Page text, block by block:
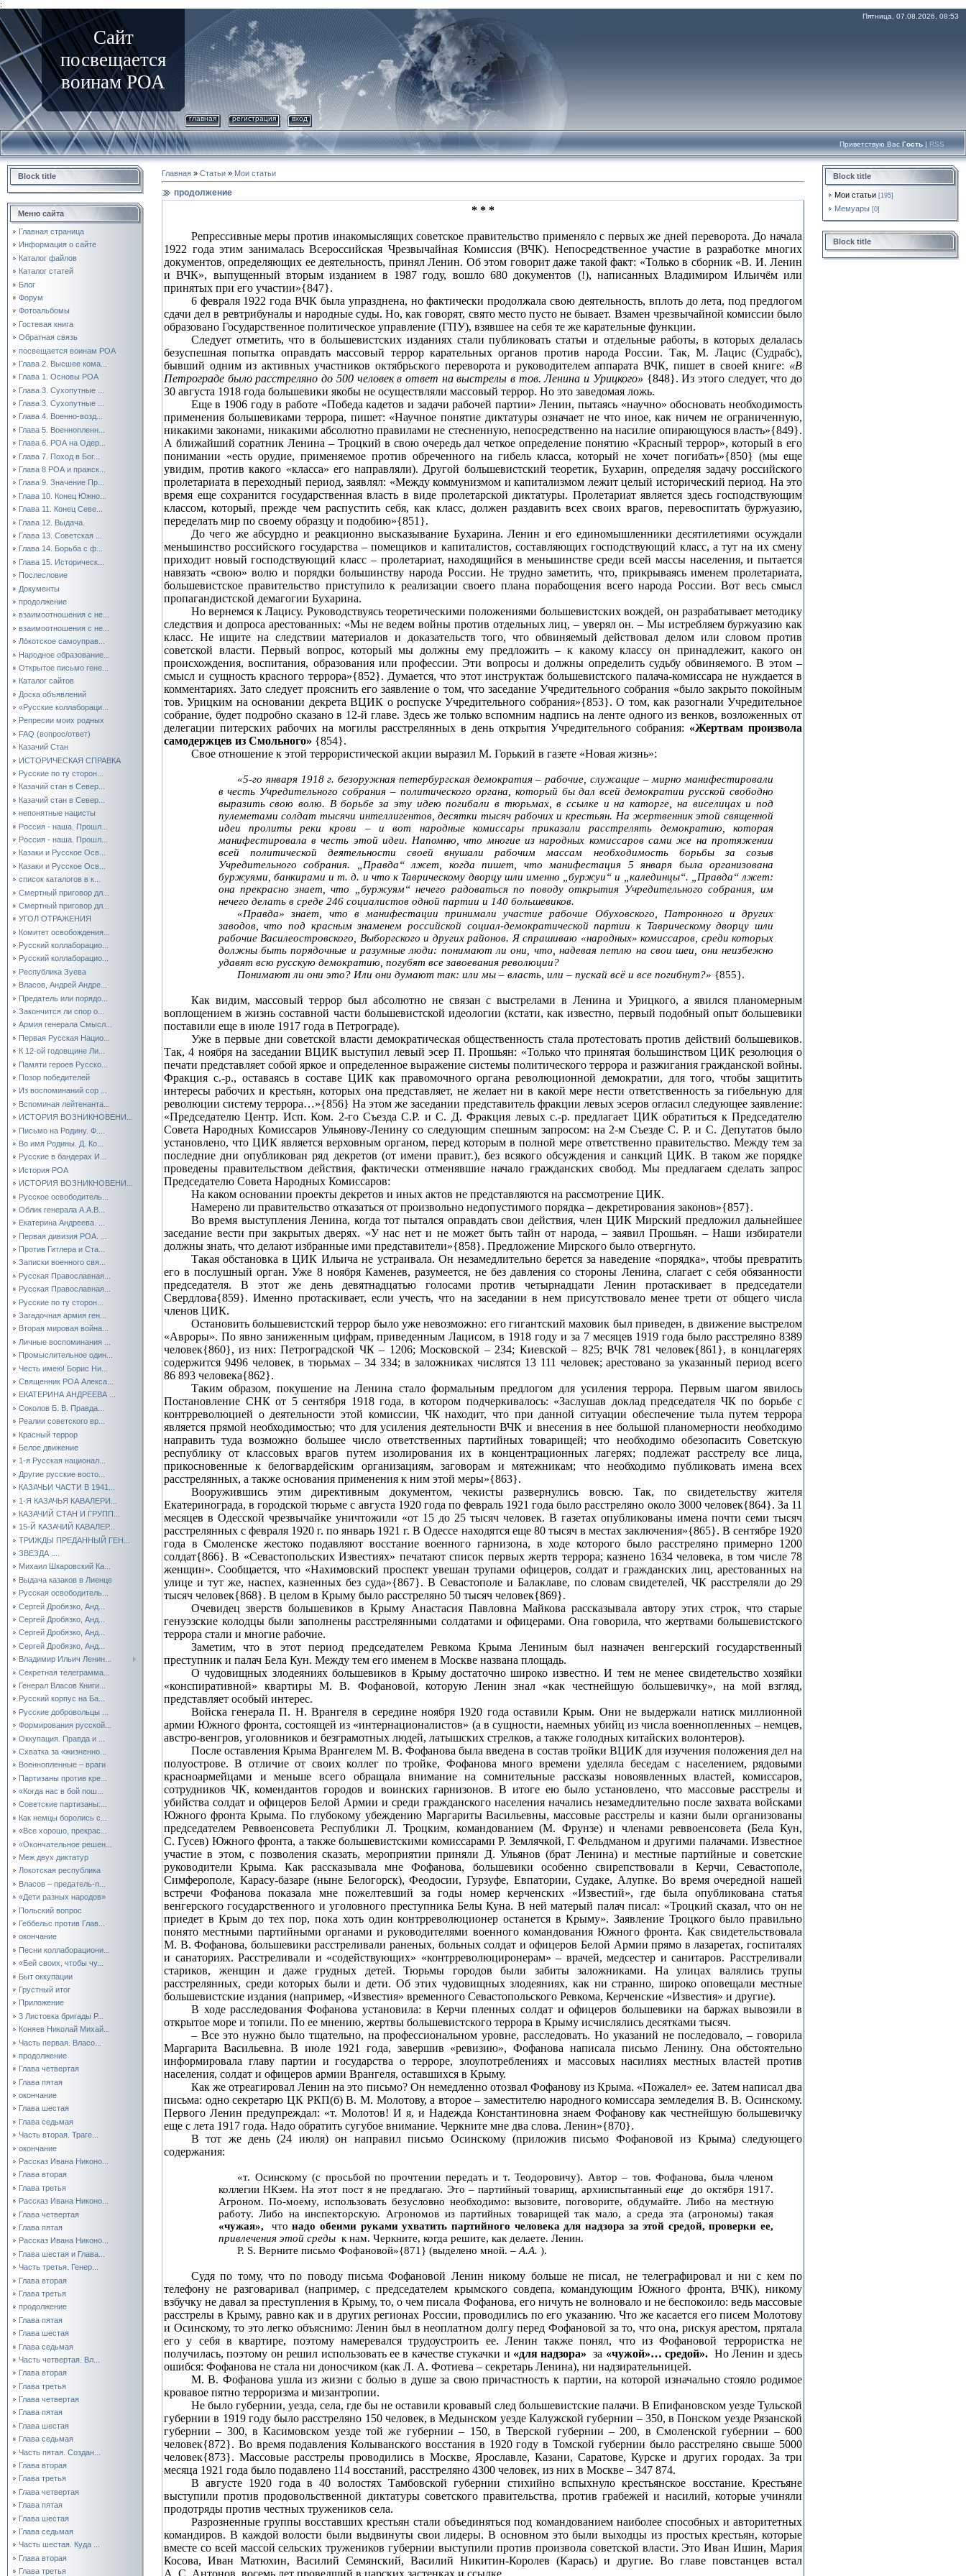
:
Сайт
посвещается
воинам РОА
Пятница, 07.08.2026, 08:53
главная регистрация вход
Приветствую Вас Гость | RSS
Block title
Меню сайта
Главная страница
Информация о сайте
Каталог файлов
Каталог статей
Блог
Форум
Фотоальбомы
Гостевая книга
Обратная связь
посвещается воинам РОА
Глава 2. Высшее кома...
Глава 1. Основы РОА
Глава 3. Сухопутные ...
Глава 3. Сухопутные ...
Глава 4. Военно-возд...
Глава 5. Военнопленн...
Глава 6. РОА на Одер...
Глава 7. Поход в Бог...
Глава 8 РОА и пражск...
Глава 9. Значение Пр...
Глава 10. Конец Южно...
Глава 11. Конец Севе...
Глава 12. Выдача.
Глава 13. Советская ...
Глава 14. Борьба с ф...
Глава 15. Историческ...
Послесловие
Документы
продолжение
взаимоотношения с не...
взаимоотношения с не...
Ло́котское самоуправ...
Народное образование...
Открытое письмо гене...
Каталог сайтов
Доска объявлений
«Русские коллабораци...
Репресии моих родных
FAQ (вопрос/ответ)
Казачий Стан
ИСТОРИЧЕСКАЯ СПРАВКА
Русские по ту сторон...
Казачий стан в Север...
Казачий стан в Север...
непонятные нацисты
Россия - наша. Прошл...
Россия - наша. Прошл...
Казаки и Русское Осв...
Казаки и Русское Осв...
список каталогов в к...
Смертный приговор дл...
Смертный приговор дл...
УГОЛ ОТРАЖЕНИЯ
Комитет освобождения...
Русский коллаборацио...
Русский коллаборацио...
Республика Зуева
Власов, Андрей Андре...
Предатель или порядо...
Закончится ли спор о...
Армия генерала Смысл...
Первая Русская Нацио...
К 12-ой годовщине Ли...
Памяти героев Русско...
Позор победителей
Из воспоминаний сор ...
Вспоминая лейтенанта...
ИСТОРИЯ ВОЗНИКНОВЕНИ...
Письмо на Родину. Ф....
Во имя Родины. Д. Ко...
Русские в бандерах И...
История РОА
ИСТОРИЯ ВОЗНИКНОВЕНИ...
Русское освободитель...
Облик генерала А.А.В...
Екатерина Андреева. ...
Первая дивизия РОА. ...
Против Гитлера и Ста...
Записки военного свя...
Русская Православная...
Русская Православная...
Русские по ту сторон...
Загадочная армия ген...
Вторая мировая война...
Личные воспоминания ...
Промыслительное один...
Честь имею! Борис Ни...
Священник РОА Алекса...
ЕКАТЕРИНА АНДРЕЕВА ...
Соколов Б. В. Правда...
Реалии советского вр...
Красный террор
Белое движение
1-я Русская национал...
Другие русские восто...
КАЗАЧЬИ ЧАСТИ В 1941...
1-Я КАЗАЧЬЯ КАВАЛЕРИ...
КАЗАЧИЙ СТАН И ГРУПП...
15-Й КАЗАЧИЙ КАВАЛЕР...
ТРИЖДЫ ПРЕДАННЫЙ ГЕН...
ЗВЕЗДА ....
Михаил Шкаровский Ка...
Выдача казаков в Лиенце
Русская освободитель...
Сергей Дробязко, Анд...
Сергей Дробязко, Анд...
Сергей Дробязко, Анд...
Сергей Дробязко, Анд...
Владимир Ильич Ленин...
Секретная телеграмма...
Генерал Власов Книги...
Русский корпус на Ба...
Русские добровольцы ...
Формирования русской...
Оккупация. Правда и ...
Схватка за «жизненно...
Военнопленные – враги
Партизаны против кре...
«Когда нас в бой пош...
Советские партизаны:...
Как немцы боролись с...
«Все хорошо, прекрас...
«Окончательное решен...
Меж двух диктатур
Локотская республика
Власов – предатель-п...
«Дети разных народов»
Польский вопрос
Геббельс против Глав...
окончание
Песни коллаборациони...
«Бей своих, чтобы чу...
Быт оккупации
Грустный итог
Приложение
3 Листовка бригады Р...
Коняев Николай Михай...
Часть первая. Власо...
продолжение
Глава четвертая
Глава пятая
окончание
Глава шестая
Глава седьмая
Часть вторая. Траге...
окончание
Рассказ Ивана Никоно...
Глава вторая
Глава третья
Рассказ Ивана Никоно...
Глава четвертая
Глава пятая
Рассказ Ивана Никоно...
Глава шестая и Глава...
Часть третья. Генер...
Глава вторая
Глава третья
продолжение
Глава пятая
Глава шестая
Глава седьмая
Часть четвертая. Вл...
Глава вторая
Глава третья
Глава четвертая
Глава пятая
Глава шестая
Глава седьмая
Часть пятая. Создан...
Глава вторая
Глава третья
Глава четвертая
Глава пятая
Глава шестая
Глава седьмая
Часть шестая. Куда ...
Глава вторая
Глава третья
Главная » Статьи » Мои статьи
продолжение
* * *
Репрессивные меры против инакомыслящих советское правительство применяло с первых же дней переворота. До начала
1922 года этим занималась Всероссийская Чрезвычайная Комиссия (ВЧК). Непосредственное участие в разработке многих
документов, определяющих ее деятельность, принял Ленин. Об этом говорит даже такой факт: «Только в сборник «В. И. Ленин
и ВЧК», выпущенный вторым изданием в 1987 году, вошло 680 документов (!), написанных Владимиром Ильичём или
принятых при его участии»{847}.
6 февраля 1922 года ВЧК была упразднена, но фактически продолжала свою деятельность, вплоть до лета, под предлогом
сдачи дел в ревтрибуналы и народные суды. Но, как говорят, свято место пусто не бывает. Взамен чрезвычайной комиссии было
образовано Государственное политическое управление (ГПУ), взявшее на себя те же карательные функции.
Следует отметить, что в большевистских изданиях стали публиковать статьи и отдельные работы, в которых делалась
безуспешная попытка оправдать массовый террор карательных органов против народа России. Так, М. Лацис (Судрабс),
бывший одним из активных участников октябрьского переворота и руководителем аппарата ВЧК, пишет в своей книге: «В
Петрограде было расстреляно до 500 человек в ответ на выстрелы в тов. Ленина и Урицкого» {848}. Из этого следует, что до
30 августа 1918 года большевики якобы не осуществляли массовый террор. Но это заведомая ложь.
Еще в 1906 году в работе «Победа кадетов и задачи рабочей партии» Ленин, пытаясь «научно» обосновать необходимость
применения большевиками террора, пишет: «Научное понятие диктатуры означает не что иное, как ничем не ограниченную,
никакими законами, никакими абсолютно правилами не стесненную, непосредственно на насилие опирающуюся власть»{849}.
А ближайший соратник Ленина – Троцкий в свою очередь дал четкое определение понятию «Красный террор», который в его
понимании «есть орудие, применяемое против обреченного на гибель класса, который не хочет погибать»{850} (мы еще
увидим, против какого «класса» его направляли). Другой большевистский теоретик, Бухарин, определяя задачу российского
пролетариата в переходный период, заявлял: «Между коммунизмом и капитализмом лежит целый исторический период. На это
время еще сохранится государственная власть в виде пролетарской диктатуры. Пролетариат является здесь господствующим
классом, который, прежде чем распустить себя, как класс, должен раздавить всех своих врагов, перевоспитать буржуазию,
переделать мир по своему образцу и подобию»{851}.
До чего же абсурдно и реакционно высказывание Бухарина. Ленин и его единомышленники десятилетиями осуждали
меньшинство российского государства – помещиков и капиталистов, составляющих господствующий класс, а тут на их смену
приходит новый господствующий класс – пролетариат, находящийся в меньшинстве среди всей массы населения, и пытается
навязать «свою» волю и порядки большинству народа России. Не трудно заметить, что, прикрываясь именем пролетариата,
большевистское правительство приступило к реализации своего плана порабощения всего народа России. Вот весь смысл
пропагандистской демагогии Бухарина.
Но вернемся к Лацису. Руководствуясь теоретическими положениями большевистских вождей, он разрабатывает методику
следствия и допроса арестованных: «Мы не ведем войны против отдельных лиц, – уверял он. – Мы истребляем буржуазию как
класс. Не ищите на следствии материалов и доказательств того, что обвиняемый действовал делом или словом против
советской власти. Первый вопрос, который мы должны ему предложить – к какому классу он принадлежит, какого он
происхождения, воспитания, образования или профессии. Эти вопросы и должны определить судьбу обвиняемого. В этом –
смысл и сущность красного террора»{852}. Думается, что этот инструктаж большевистского палача‑комиссара не нуждается в
комментариях. Зато следует прояснить его заявление о том, что заседание Учредительного собрания «было закрыто покойным
тов. Урицким на основании декрета ВЦИК о роспуске Учредительного собрания»{853}. О том, как разогнали Учредительное
собрание, будет подробно сказано в 12‑й главе. Здесь же только вспомним надпись на ленте одного из венков, возложенных от
делегации питерских рабочих на могилы расстрелянных в день открытия Учредительного собрания: «Жертвам произвола
самодержцев из Смольного» {854}.
Свое отношение к этой террористической акции выразил М. Горький в газете «Новая жизнь»:
«5‑го января 1918 г. безоружная петербургская демократия – рабочие, служащие – мирно манифестировали
в честь Учредительного собрания – политического органа, который бы дал всей демократии русской свободно
выразить свою волю. В борьбе за эту идею погибали в тюрьмах, в ссылке и на каторге, на виселицах и под
пулеметами солдат тысячи интеллигентов, десятки тысяч рабочих и крестьян. На жертвенник этой священной
идеи пролиты реки крови – и вот народные комиссары приказали расстрелять демократию, которая
манифестировала в честь этой идеи. Напомню, что многие из народных комиссаров сами же на протяжении
всей политической деятельности своей внушали рабочим массам необходимость борьбы за созыв
Учредительного собрания. „Правда“ лжет, когда пишет, что манифестация 5 января была организована
буржуями, банкирами и т. д. и что к Таврическому дворцу шли именно „буржуи“ и „калединцы“. „Правда“ лжет:
она прекрасно знает, что „буржуям“ нечего радоваться по поводу открытия Учредительного собрания, им
нечего делать в среде 246 социалистов одной партии и 140 большевиков.
«Правда» знает, что в манифестации принимали участие рабочие Обуховского, Патронного и других
заводов, что под красным знаменем российской социал‑демократической партии к Таврическому дворцу шли
рабочие Василеостровского, Выборгского и других районов. Я спрашиваю «народных» комиссаров, среди которых
должны быть порядочные и разумные люди: понимают ли они, что, надевая петлю на свои шеи, они неизбежно
удавят всю русскую демократию, погубят все завоевания революции?
Понимают ли они это? Или они думают так: или мы – власть, или – пускай всё и все погибнут?» {855}.
Как видим, массовый террор был абсолютно не связан с выстрелами в Ленина и Урицкого, а явился планомерным
воплощением в жизнь составной части большевистской идеологии (кстати, как известно, первый подобный опыт большевики
поставили еще в июле 1917 года в Петрограде).
Уже в первые дни советской власти демократическая общественность стала протестовать против действий большевиков.
Так, 4 ноября на заседании ВЦИК выступил левый эсер П. Прошьян: «Только что принятая большинством ЦИК резолюция о
печати представляет собой яркое и определенное выражение системы политического террора и разжигания гражданской войны.
Фракция с.‑р., оставаясь в составе ЦИК как правомочного органа революционной демократии, для того, чтобы защитить
интересы рабочих и крестьян, которых она представляет, не желает ни в какой мере нести ответственность за гибельную для
революции систему террора…»{856} На этом же заседании представитель фракции левых эсеров огласил следующее заявление:
«Председателю Центр. Исп. Ком. 2‑го Съезда С.Р. и С. Д. Фракция левых с.‑р. предлагает ЦИК обратиться к Председателю
Совета Народных Комиссаров Ульянову‑Ленину со следующим спешным запросом: на 2‑м Съезде С. Р. и С. Депутатов было
установлено, что ЦИК является верховным органом, перед которым в полной мере ответственно правительство. Между тем за
последние дни опубликован ряд декретов (от имени правит.), без всякого обсуждения и санкций ЦИК. В таком же порядке
проведены правительством действия, фактически отменявшие начало гражданских свобод. Мы предлагаем сделать запрос
Председателю Совета Народных Комиссаров:
На каком основании проекты декретов и иных актов не представляются на рассмотрение ЦИК.
Намерено ли правительство отказаться от произвольно недопустимого порядка – декретирования законов»{857}.
Во время выступления Ленина, когда тот пытался оправдать свои действия, член ЦИК Мирский предложил дальнейшее
заседание вести при закрытых дверях. «У нас нет и не может быть тайн от народа, – заявил Прошьян. – Наши избиратели
должны знать, что делают избранные ими представители»{858}. Предложение Мирского было отвергнуто.
Такая обстановка в ЦИК Ильича не устраивала. Он незамедлительно берется за наведение «порядка», чтобы превратить
его в послушный орган. Уже 8 ноября Каменев, разумеется, не без давления со стороны Ленина, слагает с себя обязанности
председателя. В этот же день девятнадцатью голосами против четырнадцати Ленин протаскивает в председатели
Свердлова{859}. Именно протаскивает, если учесть, что на заседании в нем присутствовало менее трети от общего числа
членов ЦИК.
Остановить большевистский террор было уже невозможно: его гигантский маховик был приведен, в движение выстрелом
«Авроры». По явно заниженным цифрам, приведенным Лацисом, в 1918 году и за 7 месяцев 1919 года было расстреляно 8389
человек{860}, из них: Петроградской ЧК – 1206; Московской – 234; Киевской – 825; ВЧК 781 человек{861}, в концлагерях
содержится 9496 человек, в тюрьмах – 34 334; в заложниках числятся 13 111 человек; арестовано за указанный период всего
86 893 человека{862}.
Таким образом, покушение на Ленина стало формальным предлогом для усиления террора. Первым шагом явилось
Постановление СНК от 5 сентября 1918 года, в котором подчеркивалось: «Заслушав доклад председателя ЧК по борьбе с
контрреволюцией о деятельности этой комиссии, ЧК находит, что при данной ситуации обеспечение тыла путем террора
является прямой необходимостью; что для усиления деятельности ВЧК и внесения в нее большой планомерности необходимо
направить туда возможно большее число ответственных партийных товарищей; что необходимо обезопасить Советскую
республику от классовых врагов путем изолирования их в концентрационных лагерях; подлежат расстрелу все лица,
прикосновенные к белогвардейским организациям, заговорам и мятежникам; что необходимо публиковать имена всех
расстрелянных, а также основания применения к ним этой меры»{863}.
Вооружившись этим директивным документом, чекисты развернулись вовсю. Так, по свидетельству жителя
Екатеринограда, в городской тюрьме с августа 1920 года по февраль 1921 года было расстреляно около 3000 человек{864}. За 11
месяцев в Одесской чрезвычайке уничтожили «от 15 до 25 тысяч человек. В газетах опубликованы имена почти семи тысяч
расстрелянных с февраля 1920 г. по январь 1921 г. В Одессе находятся еще 80 тысяч в местах заключения»{865}. В сентябре 1920
года в Смоленске жестоко подавляют восстание военного гарнизона, в ходе которого было расстреляно примерно 1200
солдат{866}. В «Севастопольских Известиях» печатают список первых жертв террора; казнено 1634 человека, в том числе 78
женщин». Сообщается, что «Нахимовский проспект увешан трупами офицеров, солдат и гражданских лиц, арестованных на
улице и тут же, наспех, казненных без суда»{867}. В Севастополе и Балаклаве, по словам свидетелей, ЧК расстреляли до 29
тысяч человек{868}. В целом в Крыму было расстреляно 50 тысяч человек{869}.
Очевидец зверств большевиков в Крыму Анастасия Павловна Майкова рассказывала автору этих строк, что старые
генуэзские колодцы были заполнены расстрелянными солдатами и офицерами. Она говорила, что жертвами большевистского
террора стали и многие рабочие.
Заметим, что в этот период председателем Ревкома Крыма Лениным был назначен венгерский государственный
преступник и палач Бела Кун. Между тем его именем в Москве названа площадь.
О чудовищных злодеяниях большевиков в Крыму достаточно широко известно. И тем не менее свидетельство хозяйки
«конспиративной» квартиры М. В. Фофановой, которую Ленин знал «как честнейшую большевичку», на мой взгляд,
представляет особый интерес.
Войска генерала П. Н. Врангеля в середине ноября 1920 года оставили Крым. Они не выдержали натиск миллионной
армии Южного фронта, состоящей из «интернационалистов» (а в сущности, наемных убийц из числа военнопленных – немцев,
австро‑венгров, уголовников и безграмотных людей, латышских стрелков, а также голодных китайских волонтеров).
После оставления Крыма Врангелем М. В. Фофанова была введена в состав тройки ВЦИК для изучения положения дел на
полуострове. В отличие от своих коллег по тройке, Фофанова много времени уделяла беседам с населением, рядовыми
красноармейцами и меньше всего обращала внимание на сомнительные рассказы новоявленных властей, комиссаров,
сотрудников ЧК, комендантов городов и воинских гарнизонов. В итоге ею было установлено, что массовые расстрелы и
убийства солдат и офицеров Белой Армии и среди гражданского населения начались незамедлительно после захвата войсками
Южного фронта Крыма. По глубокому убеждению Маргариты Васильевны, массовые расстрелы и казни были организованы
председателем Реввоенсовета Республики Л. Троцким, командованием (М. Фрунзе) и членами реввоенсовета (Бела Кун,
С. Гусев) Южного фронта, а также большевистскими комиссарами Р. Землячкой, Г. Фельдманом и другими палачами. Известное
участие в этом, с позволения сказать, мероприятии приняли Д. Ульянов (брат Ленина) и местные партийные и советские
руководители Крыма. Как рассказывала мне Фофанова, большевики особенно свирепствовали в Керчи, Севастополе,
Симферополе, Карасу‑базаре (ныне Белогорск), Феодосии, Гурзуфе, Евпатории, Судаке, Алупке. Во время очередной нашей
встречи Фофанова показала мне пожелтевший за годы номер керченских «Известий», где была опубликована статья
венгерского государственного и уголовного преступника Белы Куна. В ней матерый палач писал: «Троцкий сказал, что он не
приедет в Крым до тех пор, пока хоть один контрреволюционер останется в Крыму». Заявление Троцкого было правильно
понято местными партийными органами и руководителями военного командования Южного фронта. Как свидетельствовала
М. В. Фофанова, большевики расстреливали раненых, больных солдат и офицеров Белой Армии прямо в лазаретах, госпиталях
и санаториях. Расстреливали и «содействующих» «контрреволюциронерам» – врачей, медсестер и санитаров. Расстреливали
стариков, женщин и даже грудных детей. Тюрьмы городов были забиты заложниками. На улицах валялись трупы
расстрелянных, среди которых были и дети. Об этих чудовищных злодеяниях, как ни странно, широко оповещали местные
большевистские издания (например, «Известия» временного Севастопольского Ревкома, Керченские «Известия» и другие).
В ходе расследования Фофанова установила: в Керчи пленных солдат и офицеров большевики на баржах вывозили в
открытое море и топили. По ее мнению, жертвы большевистского террора в Крыму исчислялись десятками тысяч.
– Все это нужно было тщательно, на профессиональном уровне, расследовать. Но указаний не последовало, – говорила
Маргарита Васильевна. В июле 1921 года, завершив «ревизию», Фофанова написала письмо Ленину. Она обстоятельно
информировала главу партии и государства о терроре, злоупотреблениях и массовых насилиях местных властей против
населения, солдат и офицеров армии Врангеля, оставшихся в Крыму.
Как же отреагировал Ленин на это письмо? Он немедленно отозвал Фофанову из Крыма. «Пожалел» ее. Затем написал два
письма: одно секретарю ЦК РКП(б) В. М. Молотову, а второе – заместителю народного комиссара земледелия В. В. Осинскому.
Первого Ленин предупреждал: «т. Молотов! И я, и Надежда Константиновна знаем Фофанову как честнейшую большевичку
еще с лета 1917 года. Надо обратить сугубое внимание. Черкните мне два слова. Ленин»{870}.
В тот же день (24 июля) он направил письмо Осинскому (приложив письмо Фофановой из Крыма) следующего
содержания:
«т. Осинскому (с просьбой по прочтении передать и т. Теодоровичу). Автор – тов. Фофанова, была членом
коллегии НКзем. На этот пост я не предлагаю. Это – партийный товарищ, архииспытанный еще
до октября 1917.
Агроном. По‑моему, использовать безусловно необходимо: вызовите, поговорите, обдумайте. Либо на местную
работу. Либо на инспекторскую. Агрономов из партийных товарищей так мало, а среда эта (агрономы) такая
«чужая»,
чтонадо обеими руками ухватить партийного человека для надзора за этой средой, проверки ее,
привлечения этой среды к нам. Черкните, когда решите, как делаете. Ленин.
P. S. Верните письмо Фофановой»{871} (выделено мной. –А.А. ).
Судя по тому, что по поводу письма Фофановой Ленин никому больше не писал, не телеграфировал и ни с кем по
телефону не разговаривал (например, с председателем крымского совдепа, командующим Южного фронта, ВЧК), никому
взбучку не давал за преступления в Крыму, то, о чем писала Фофанова, его ничуть не волновало и не беспокоило: ведь массовые
расстрелы в Крыму, равно как и в других регионах России, проводились по его указанию. Что же касается его писем Молотову
и Осинскому, то это легко объяснимо: Ленин был в неоплатном долгу перед Фофановой за то, что она, рискуя арестом, прятала
его у себя в квартире, поэтому намеревался трудоустроить ее. Ленин также понял, что из Фофановой террористка не
получилась, поэтому он решил использовать ее в качестве стукачки и «для надзора» за «чужой»… средой». Но Ленин и здесь
ошибся: Фофанова не стала ни доносчиком (как Л. А. Фотиева – секретарь Ленина), ни надзирательницей.
М. В. Фофанова ушла из жизни с болью в душе за свою причастность к партии, на которой изначально стояло родимое
кровавое пятно терроризма и мизантропии.
Не было губернии, уезда, села, где бы не оставили кровавый след большевистские палачи. В Епифановском уезде Тульской
губернии в 1919 году было расстреляно 150 человек, в Медынском уезде Калужской губернии – 350, в Понском уезде Рязанской
губернии – 300, в Касимовском уезде той же губернии – 150, в Тверской губернии – 200, в Смоленской губернии – 600
человек{872}. Во время подавления Колыванского восстания в 1920 году в Томской губернии было расстреляно свыше 5000
человек{873}. Массовые расстрелы проводились в Москве, Ярославле, Казани, Саратове, Курске и других городах. За три
месяца 1921 года было подавлено 114 восстаний, расстреляно 4300 человек, из них в Москве – 347 874.
В августе 1920 года в 40 волостях Тамбовской губернии стихийно вспыхнуло крестьянское восстание. Крестьяне
выступили против продовольственной диктатуры советского правительства, против грабежей и насилий, которые учиняли
продотряды против честных тружеников села.
Разрозненные группы восставших крестьян стали объединяться под командованием наиболее способных и авторитетных
командиров. В каждой волости были выдвинуты свои лидеры. В основном это были выходцы из простых крестьян, которые
вместе со всей массой сельских тружеников губернии выступили против произвола советской власти. Это Иван Ишин, Мария
Косова, Иван Матюхин, Василий Семянский, Василий Никитин‑Королев (Карась) и другие. Во главе повстанцев встал
А. С. Антонов, восемь лет проведший в царских застенках и ссылке.
Block title
Мои статьи [195]
Мемуары [0]
Block title